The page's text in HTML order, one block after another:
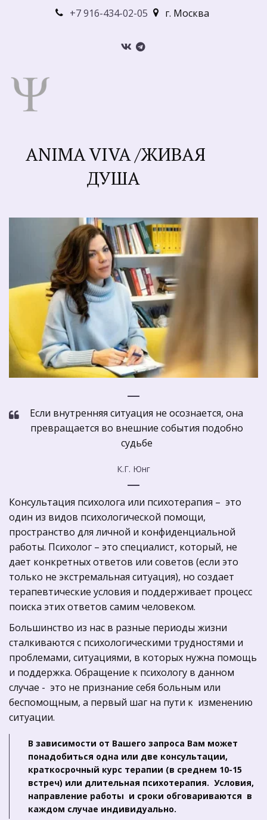
+7 916-434-02-05 г. Москва
ANIMA VIVA /ЖИВАЯ
ДУША
Если внутренняя ситуация не осознается, она
превращается во внешние события подобно
судьбе
К.Г. Юнг
Консультация психолога или психотерапия –  это
один из видов психологической помощи,
пространство для личной и конфиденциальной
работы. Психолог – это специалист, который, не
дает конкретных ответов или советов (если это
только не экстремальная ситуация), но создает
терапевтические условия и поддерживает процесс
поиска этих ответов самим человеком.
Большинство из нас в разные периоды жизни
сталкиваются с психологическими трудностями и
проблемами, ситуациями, в которых нужна помощь
и поддержка. Обращение к психологу в данном
случае -  это не признание себя больным или
беспомощным, а первый шаг на пути к  изменению
ситуации.
В зависимости от Вашего запроса Вам может
понадобиться одна или две консультации,
краткосрочный курс терапии (в среднем 10-15
встреч) или длительная психотерапия. Условия,
направление работы  и сроки обговариваются  в
каждом случае индивидуально.